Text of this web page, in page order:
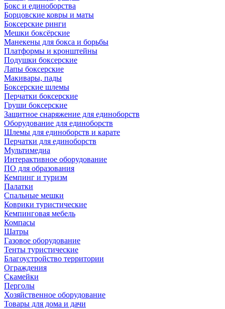
Бокс и единоборства
Борцовские ковры и маты
Боксерские ринги
Мешки боксёрские
Манекены для бокса и борьбы
Платформы и кронштейны
Подушки боксерские
Лапы боксерские
Макивары, пады
Боксерские шлемы
Перчатки боксерские
Груши боксерские
Защитное снаряжение для единоборств
Оборудование для единоборств
Шлемы для единоборств и карате
Перчатки для единоборств
Мультимедиа
Интерактивное оборудование
ПО для образования
Кемпинг и туризм
Палатки
Спальные мешки
Коврики туристические
Кемпинговая мебель
Компасы
Шатры
Газовое оборудование
Тенты туристические
Благоустройство территории
Ограждения
Скамейки
Перголы
Хозяйственное оборудование
Товары для дома и дачи